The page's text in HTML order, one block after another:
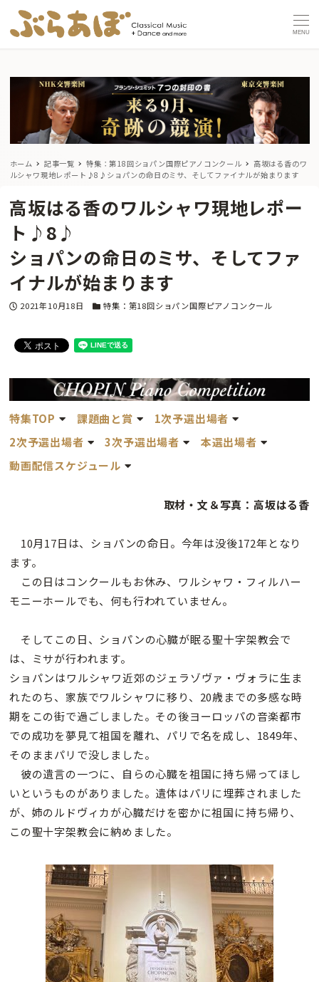
MENU
ホーム 記事一覧 特集：第18回ショパン国際ピアノコンクール
高坂はる香のワ
ルシャワ現地レポート♪8♪ ショパンの命日のミサ、そしてファイナルが始まります
高坂はる香のワルシャワ現地レポー
ト♪8♪
ショパンの命日のミサ、そしてファ
イナルが始まります
投稿日
2021年10月18日 カテゴリー
特集：第18回ショパン国際ピアノコンクール
特集TOP 課題曲と賞
1次予選出場者
2次予選出場者 3次予選出場者
本選出場者
動画配信スケジュール
取材・文＆写真：高坂はる香
10月17日は、ショパンの命日。今年は没後172年となり
ます。
この日はコンクールもお休み、ワルシャワ・フィルハー
モニーホールでも、何も行われていません。
そしてこの日、ショパンの心臓が眠る聖十字架教会で
は、ミサが行われます。
ショパンはワルシャワ近郊のジェラゾヴァ・ヴォラに生ま
れたのち、家族でワルシャワに移り、20歳までの多感な時
期をこの街で過ごしました。その後ヨーロッパの音楽都市
での成功を夢見て祖国を離れ、パリで名を成し、1849年、
そのままパリで没しました。
彼の遺言の一つに、自らの心臓を祖国に持ち帰ってほし
いというものがありました。遺体はパリに埋葬されました
が、姉のルドヴィカが心臓だけを密かに祖国に持ち帰り、
この聖十字架教会に納めました。